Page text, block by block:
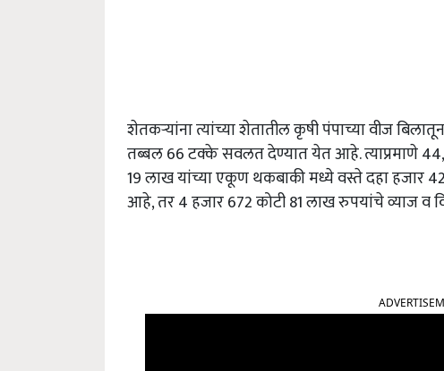
शेतकऱ्यांना त्यांच्या शेतातील कृषी पंपाच्या वीज
तब्बल 66 टक्के सवलत देण्यात येत आहे. त्याप्रमाणे
19 लाख यांच्या एकूण थकबाकी मध्ये वस्ते दहा हजार
आहे, तर 4 हजार 672 कोटी 81 लाख रुपयांचे व्याज